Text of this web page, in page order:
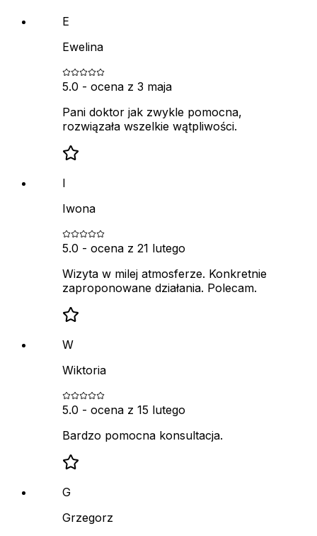
E
Ewelina
5.0 - ocena z 3 maja
Pani doktor jak zwykle pomocna,
rozwiązała wszelkie wątpliwości.
I
Iwona
5.0 - ocena z 21 lutego
Wizyta w milej atmosferze. Konkretnie
zaproponowane działania. Polecam.
W
Wiktoria
5.0 - ocena z 15 lutego
Bardzo pomocna konsultacja.
G
Grzegorz